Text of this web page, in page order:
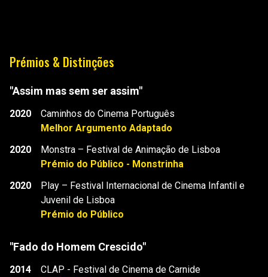
Prémios & Distinções
"Assim mas sem ser assim"
2020
Caminhos do Cinema Português
Melhor Argumento Adaptado
2020
Monstra – Festival de Animação de Lisboa
Prémio do Público - Monstrinha
2020
Play – Festival Internacional de Cinema Infantil e
Juvenil de Lisboa
Prémio do Público
"Fado do Homem Crescido"
2014
CLAP - Festival de Cinema de Carnide